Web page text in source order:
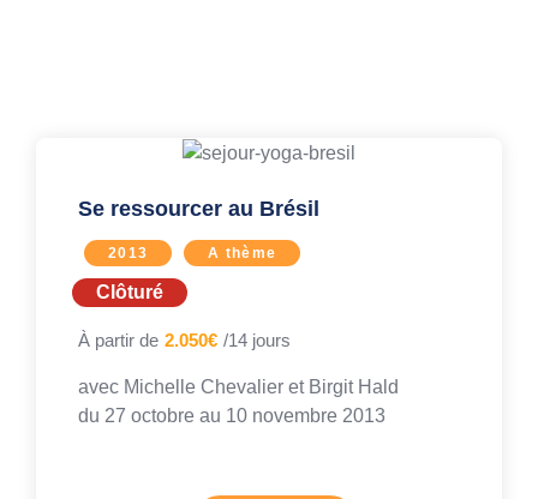
Se ressourcer au Brésil
2013 A thème
Clôturé
À partir de 2.050€ /14 jours
avec Michelle Chevalier et Birgit Hald
du 27 octobre au 10 novembre 2013